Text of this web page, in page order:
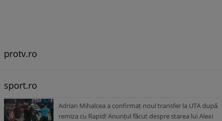
protv.ro
sport.ro
Adrian Mihalcea a confirmat noul transfer la UTA după
remiza cu Rapid! Anunțul făcut despre starea lui Alexi